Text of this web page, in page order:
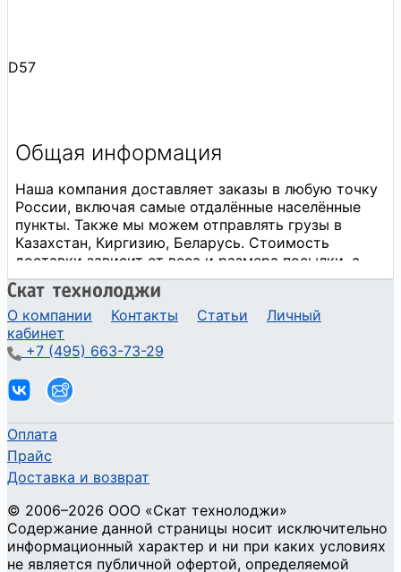
D57
О компании Контакты Статьи
Личный
кабинет
+7 (495) 663-73-29
Оплата
Прайс
Доставка и возврат
© 2006–2026 ООО «Скат технолоджи»
Содержание данной страницы носит исключительно
информационный характер и ни при каких условиях
не является публичной офертой, определяемой